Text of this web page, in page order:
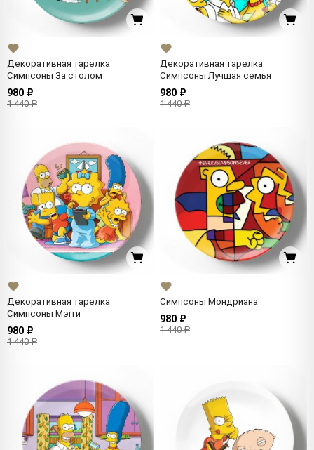
Декоративная тарелка
Симпсоны За столом
980 ₽
1 440 ₽
Декоративная тарелка
Симпсоны Лучшая семья
980 ₽
1 440 ₽
Декоративная тарелка
Симпсоны Мэгги
980 ₽
1 440 ₽
Симпсоны Мондриана
980 ₽
1 440 ₽